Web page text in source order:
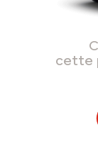
cette